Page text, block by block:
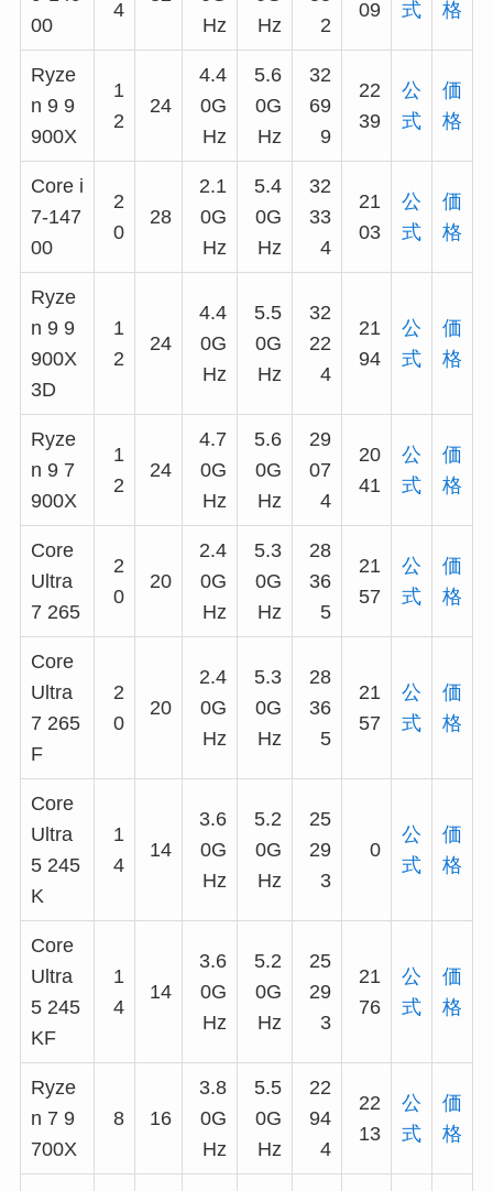
00
4
Hz
Hz
2
09
式
格
Ryze
n 9 9
900X
1
2
24
4.4
0G
Hz
5.6
0G
Hz
32
69
9
22
39
公
式
価
格
Core i
7-147
00
2
0
28
2.1
0G
Hz
5.4
0G
Hz
32
33
4
21
03
公
式
価
格
Ryze
n 9 9
900X
3D
1
2
24
4.4
0G
Hz
5.5
0G
Hz
32
22
4
21
94
公
式
価
格
Ryze
n 9 7
900X
1
2
24
4.7
0G
Hz
5.6
0G
Hz
29
07
4
20
41
公
式
価
格
Core
Ultra
7 265
2
0
20
2.4
0G
Hz
5.3
0G
Hz
28
36
5
21
57
公
式
価
格
Core
Ultra
7 265
F
2
0
20
2.4
0G
Hz
5.3
0G
Hz
28
36
5
21
57
公
式
価
格
Core
Ultra
5 245
K
1
4
14
3.6
0G
Hz
5.2
0G
Hz
25
29
3
0
公
式
価
格
Core
Ultra
5 245
KF
1
4
14
3.6
0G
Hz
5.2
0G
Hz
25
29
3
21
76
公
式
価
格
Ryze
n 7 9
700X
8 16
3.8
0G
Hz
5.5
0G
Hz
22
94
4
22
13
公
式
価
格